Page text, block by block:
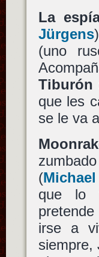
La
Jürgens
(uno
Tiburón
que les
se le va
(
que lo
irse a
siempre,